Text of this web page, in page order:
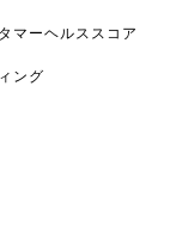
マーヘルススコア
ング